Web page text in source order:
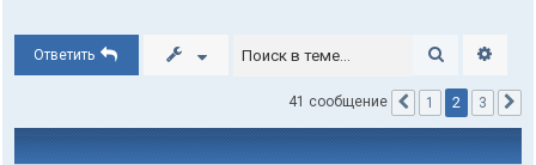
Ответить Поиск
41 сообщение Пред.
1 2 3